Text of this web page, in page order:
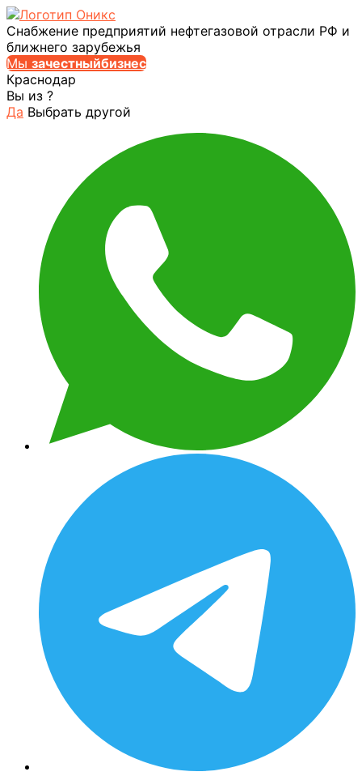
Снабжение предприятий нефтегазовой отрасли РФ и
ближнего зарубежья
Мы зачестныйбизнес
Краснодар
Вы из ?
Да Выбрать другой